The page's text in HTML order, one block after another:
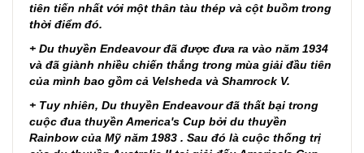
tiên tiến nhất với một thân tàu thép và cột buồm trong
thời điểm đó.
+ Du thuyền Endeavour đã được đưa ra vào năm 1934
và đã giành nhiều chiến thắng trong mùa giải đầu tiên
của mình bao gồm cả Velsheda và Shamrock V.
+ Tuy nhiên, Du thuyền Endeavour đã thất bại trong
cuộc đua thuyền America's Cup bởi du thuyền
Rainbow của Mỹ năm 1983 . Sau đó là cuộc thống trị